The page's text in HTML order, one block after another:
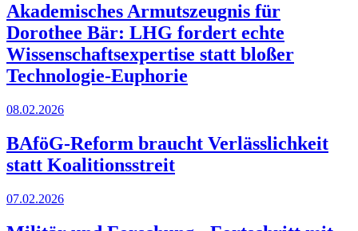
Akademisches Armutszeugnis für
Dorothee Bär: LHG fordert echte
Wissenschaftsexpertise statt bloßer
Technologie-Euphorie
08.02.2026
BAföG-Reform braucht Verlässlichkeit
statt Koalitionsstreit
07.02.2026